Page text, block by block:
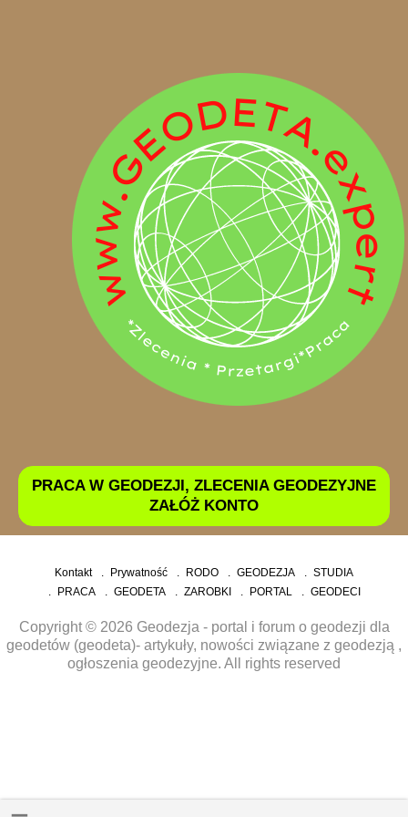
PRACA W GEODEZJI, ZLECENIA GEODEZYJNE
ZAŁÓŻ KONTO
Kontakt Prywatność RODO GEODEZJA
STUDIA
PRACA
GEODETA ZAROBKI PORTAL GEODECI
Copyright © 2026 Geodezja - portal i forum o geodezji dla
geodetów (geodeta)- artykuły, nowości związane z geodezją ,
ogłoszenia geodezyjne. All rights reserved